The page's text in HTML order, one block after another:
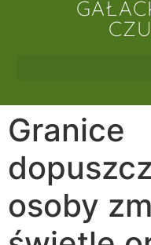
Granice
osoby